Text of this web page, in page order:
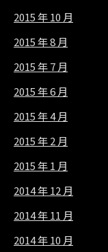
2015 年 10 月
2015 年 8 月
2015 年 7 月
2015 年 6 月
2015 年 4 月
2015 年 2 月
2015 年 1 月
2014 年 12 月
2014 年 11 月
2014 年 10 月